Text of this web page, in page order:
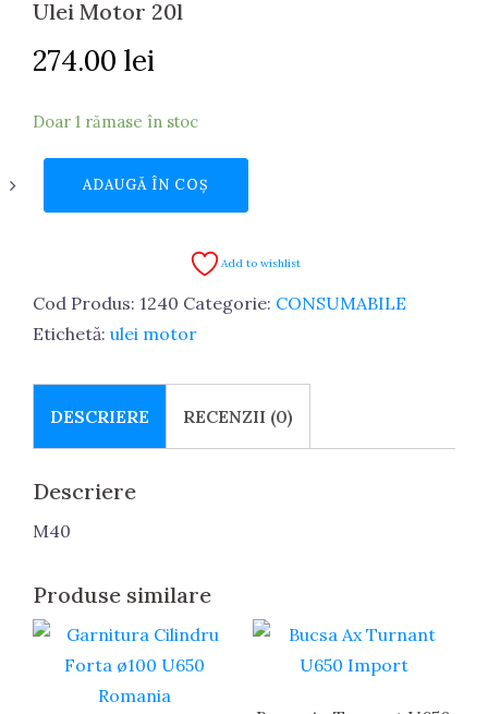
Ulei Motor 20l
274.00 lei
Doar 1 rămase în stoc
ADAUGĂ ÎN COȘ
Add to wishlist
Cod Produs: 1240 Categorie: CONSUMABILE
Etichetă: ulei motor
DESCRIERE RECENZII (0)
Descriere
M40
Produse similare